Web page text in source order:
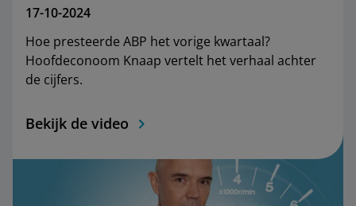
17-10-2024
Hoe presteerde ABP het vorige kwartaal?
Hoofdeconoom Knaap vertelt het verhaal achter
de cijfers.
Bekijk de video